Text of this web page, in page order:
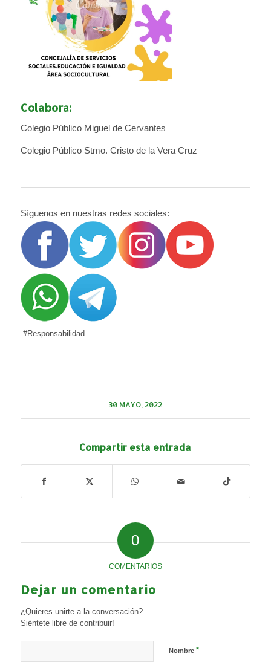
Colabora:
Colegio Público Miguel de Cervantes
Colegio Público Stmo. Cristo de la Vera Cruz
Síguenos en nuestras redes sociales:
#Responsabilidad
30 MAYO, 2022
Compartir esta entrada
0
COMENTARIOS
Dejar un comentario
¿Quieres unirte a la conversación?
Siéntete libre de contribuir!
Nombre *